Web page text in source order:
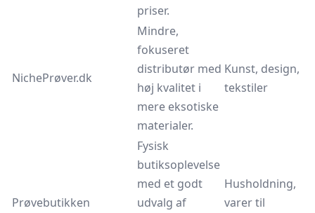
priser.
NichePrøver.dk
Mindre,
fokuseret
distributør med
høj kvalitet i
mere eksotiske
materialer.
Kunst, design,
tekstiler
Prøvebutikken
Fysisk
butiksoplevelse
med et godt
udvalg af
Husholdning,
varer til